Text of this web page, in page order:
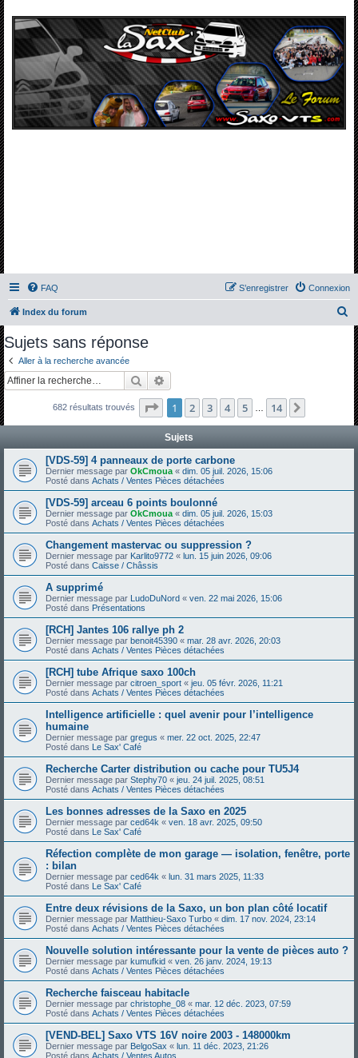
FAQ Connexion
S’enregistrer
Index du forum
c
Sujets sans réponse
Aller à la recherche avancée
Rechercher
682 résultats trouvés Page 1sur14
1 2 3 4 5 14
Sujets
[VDS-59] 4 panneaux de porte carbone
Dernier message par OkCmoua « dim. 05 juil. 2026, 15:06
Posté dans Achats / Ventes Pièces détachées
[VDS-59] arceau 6 points boulonné
Dernier message par OkCmoua « dim. 05 juil. 2026, 15:03
Posté dans Achats / Ventes Pièces détachées
Changement mastervac ou suppression ?
Dernier message par Karlito9772 « lun. 15 juin 2026, 09:06
Posté dans Caisse / Châssis
A supprimé
Dernier message par LudoDuNord « ven. 22 mai 2026, 15:06
Posté dans Présentations
[RCH] Jantes 106 rallye ph 2
Dernier message par benoit45390 « mar. 28 avr. 2026, 20:03
Posté dans Achats / Ventes Pièces détachées
[RCH] tube Afrique saxo 100ch
Dernier message par citroen_sport « jeu. 05 févr. 2026, 11:21
Posté dans Achats / Ventes Pièces détachées
Intelligence artificielle : quel avenir pour l’intelligence
humaine
Dernier message par gregus « mer. 22 oct. 2025, 22:47
Posté dans Le Sax' Café
Recherche Carter distribution ou cache pour TU5J4
Dernier message par Stephy70 « jeu. 24 juil. 2025, 08:51
Posté dans Achats / Ventes Pièces détachées
Les bonnes adresses de la Saxo en 2025
Dernier message par ced64k « ven. 18 avr. 2025, 09:50
Posté dans Le Sax' Café
Réfection complète de mon garage — isolation, fenêtre, porte
: bilan
Dernier message par ced64k « lun. 31 mars 2025, 11:33
Posté dans Le Sax' Café
Entre deux révisions de la Saxo, un bon plan côté locatif
Dernier message par Matthieu-Saxo Turbo « dim. 17 nov. 2024, 23:14
Posté dans Achats / Ventes Pièces détachées
Nouvelle solution intéressante pour la vente de pièces auto ?
Dernier message par kumufkid « ven. 26 janv. 2024, 19:13
Posté dans Achats / Ventes Pièces détachées
Recherche faisceau habitacle
Dernier message par christophe_08 « mar. 12 déc. 2023, 07:59
Posté dans Achats / Ventes Pièces détachées
[VEND-BEL] Saxo VTS 16V noire 2003 - 148000km
Dernier message par BelgoSax « lun. 11 déc. 2023, 21:26
Posté dans Achats / Ventes Autos